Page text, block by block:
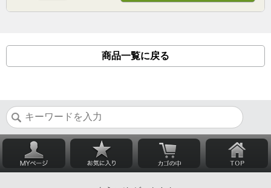
商品一覧に戻る